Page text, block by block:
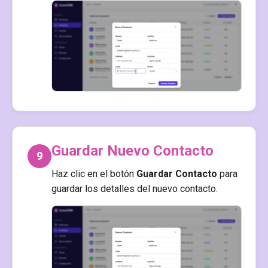
9 Guardar Nuevo Contacto
Haz clic en el botón Guardar Contacto para
guardar los detalles del nuevo contacto.